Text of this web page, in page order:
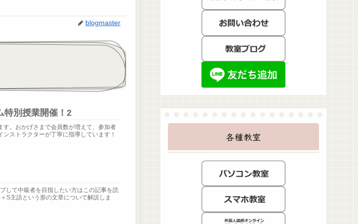
blogmaster
別授業開催！2
。おかげさまで会員数が増えて、参加者
ストラクターが丁寧に指導しています！
して中級者を目指したい方はこの記事を読
S主語という形の文章について解説しま
各種教室